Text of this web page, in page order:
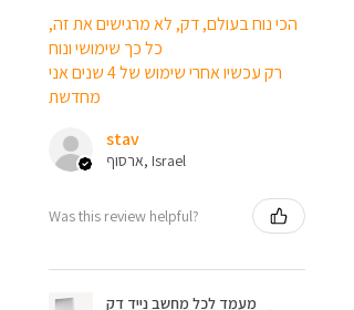
הכי נוח בעולם, דק, לא מרגישים את זה,
כל כך שימושי ונוח
רק עכשיו אחרי שימוש של 4 שנים אני
מחדשת
stav
ארסוף, Israel
Was this review helpful?
מעמד לכל מחשב נייד דק